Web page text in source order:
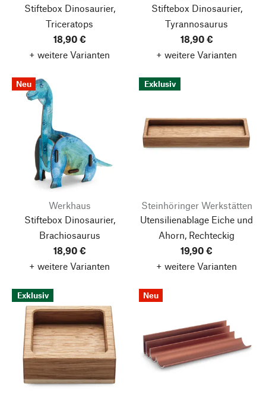
Stiftebox Dinosaurier,
Triceratops
18,90 €
+ weitere Varianten
Stiftebox Dinosaurier,
Tyrannosaurus
18,90 €
+ weitere Varianten
Neu
Werkhaus
Stiftebox Dinosaurier,
Brachiosaurus
18,90 €
+ weitere Varianten
Exklusiv
Steinhöringer Werkstätten
Utensilienablage Eiche und
Ahorn, Rechteckig
19,90 €
+ weitere Varianten
Exklusiv Neu